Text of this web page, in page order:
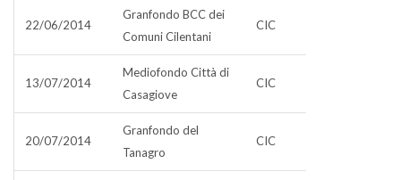
22/06/2014
Granfondo BCC dei
Comuni Cilentani
CIC
13/07/2014
Mediofondo Città di
Casagiove
CIC
20/07/2014
Granfondo del
Tanagro
CIC